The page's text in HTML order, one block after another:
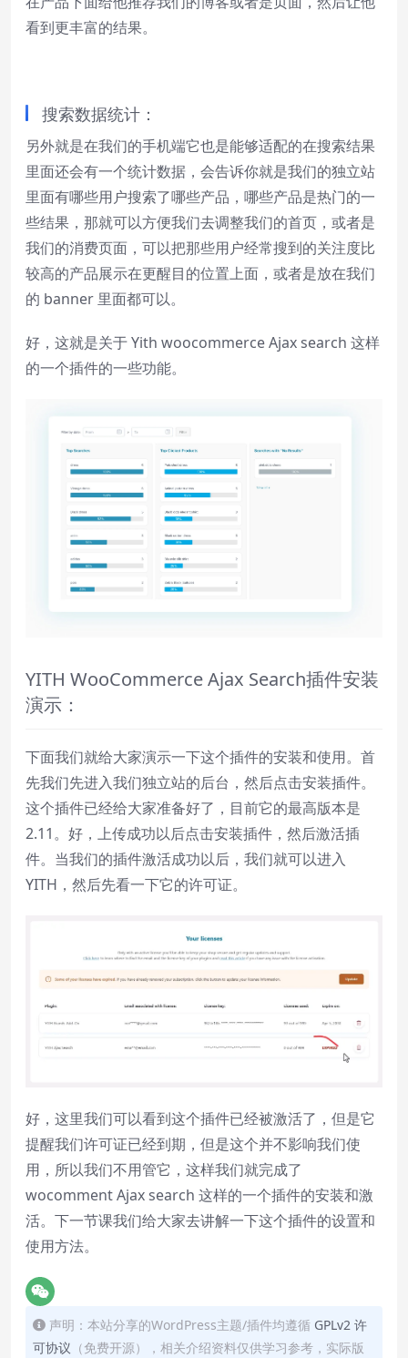
看到更丰富的结果。
搜索数据统计：
另外就是在我们的手机端它也是能够适配的在搜索结果
里面还会有一个统计数据，会告诉你就是我们的独立站
里面有哪些用户搜索了哪些产品，哪些产品是热门的一
些结果，那就可以方便我们去调整我们的首页，或者是
我们的消费页面，可以把那些用户经常搜到的关注度比
较高的产品展示在更醒目的位置上面，或者是放在我们
的 banner 里面都可以。
好，这就是关于 Yith woocommerce Ajax search 这样
的一个插件的一些功能。
YITH WooCommerce Ajax Search插件安装
演示：
下面我们就给大家演示一下这个插件的安装和使用。首
先我们先进入我们独立站的后台，然后点击安装插件。
这个插件已经给大家准备好了，目前它的最高版本是
2.11。好，上传成功以后点击安装插件，然后激活插
件。当我们的插件激活成功以后，我们就可以进入
YITH，然后先看一下它的许可证。
好，这里我们可以看到这个插件已经被激活了，但是它
提醒我们许可证已经到期，但是这个并不影响我们使
用，所以我们不用管它，这样我们就完成了
wocomment Ajax search 这样的一个插件的安装和激
活。下一节课我们给大家去讲解一下这个插件的设置和
使用方法。
声明：本站分享的WordPress主题/插件均遵循 GPLv2 许
可协议 （免费开源），相关介绍资料仅供学习参考，实际版